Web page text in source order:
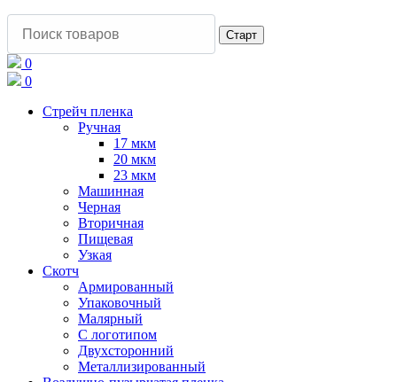
0
0
Стрейч пленка
Ручная
17 мкм
20 мкм
23 мкм
Машинная
Черная
Вторичная
Пищевая
Узкая
Скотч
Армированный
Упаковочный
Малярный
С логотипом
Двухсторонний
Металлизированный